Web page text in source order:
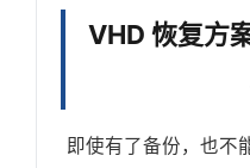
VHD 恢复方
即使有了备份，也不